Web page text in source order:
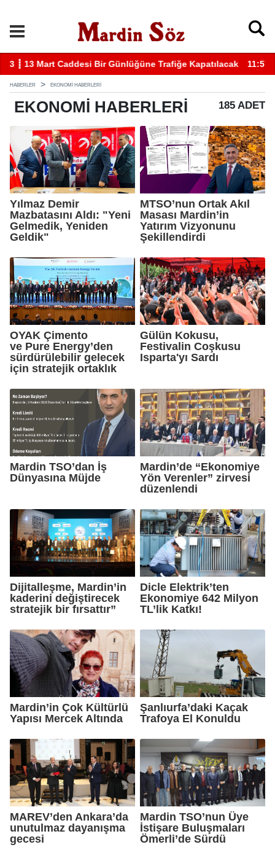
11:57 ┋ Midyat’ta bıçaklı kavga can aldı
HABERLER EKONOMI HABERLERI
EKONOMI HABERLERI 185 ADET
Yılmaz Demir
Mazbatasını Aldı: "Yeni
Gelmedik, Yeniden
Geldik"
MTSO’nun Ortak Akıl
Masası Mardin’in
Yatırım Vizyonunu
Şekillendirdi
OYAK Çimento
ve Pure Energy’den
sürdürülebilir gelecek
için stratejik ortaklık
Gülün Kokusu,
Festivalin Coşkusu
Isparta'yı Sardı
Mardin TSO’dan İş
Dünyasına Müjde
Mardin’de “Ekonomiye
Yön Verenler” zirvesi
düzenlendi
Dijitalleşme, Mardin’in
kaderini değiştirecek
stratejik bir fırsattır”
Dicle Elektrik’ten
Ekonomiye 642 Milyon
TL’lik Katkı!
Mardin’in Çok Kültürlü
Yapısı Mercek Altında
Şanlıurfa’daki Kaçak
Trafoya El Konuldu
MAREV’den Ankara’da
unutulmaz dayanışma
gecesi
Mardin TSO’nun Üye
İstişare Buluşmaları
Ömerli’de Sürdü